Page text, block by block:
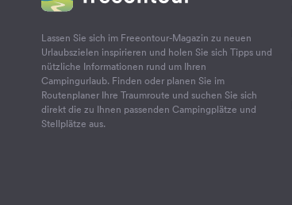
Lassen Sie sich im Freeontour-Magazin zu neuen
Urlaubszielen inspirieren und holen Sie sich Tipps und
nützliche Informationen rund um Ihren
Campingurlaub. Finden oder planen Sie im
Routenplaner Ihre Traumroute und suchen Sie sich
direkt die zu Ihnen passenden Campingplätze und
Stellplätze aus.